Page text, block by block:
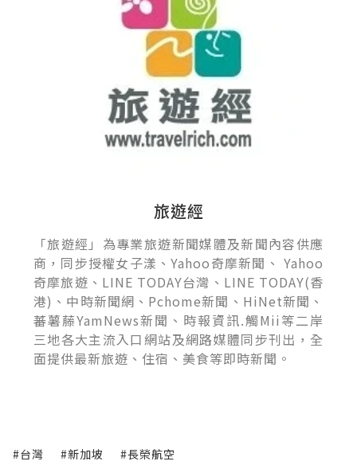
旅遊經
「旅遊經」為專業旅遊新聞媒體及新聞內容供應
商，同步授權女子漾、Yahoo奇摩新聞、 Yahoo
奇摩旅遊、LINE TODAY台灣、LINE TODAY(香
港)、中時新聞網、Pchome新聞、HiNet新聞、
蕃薯藤YamNews新聞、時報資訊.觸Mii等二岸
三地各大主流入口網站及網路媒體同步刊出，全
面提供最新旅遊、住宿、美食等即時新聞。
#台灣 #新加坡 #長榮航空